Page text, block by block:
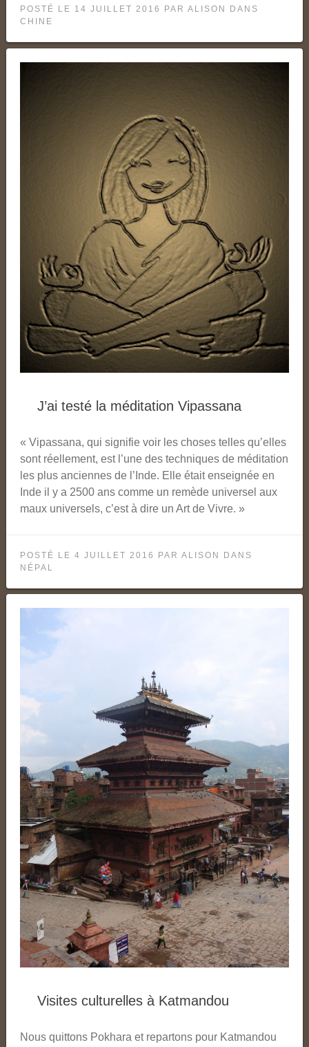
POSTÉ LE 14 JUILLET 2016 PAR ALISON
DANS
CHINE
J’ai testé la méditation Vipassana
« Vipassana, qui signifie voir les choses telles qu’elles
sont réellement, est l’une des techniques de méditation
les plus anciennes de l’Inde. Elle était enseignée en
Inde il y a 2500 ans comme un remède universel aux
maux universels, c’est à dire un Art de Vivre. »
POSTÉ LE 4 JUILLET 2016 PAR ALISON
DANS
NÉPAL
Visites culturelles à Katmandou
Nous quittons Pokhara et repartons pour Katmandou